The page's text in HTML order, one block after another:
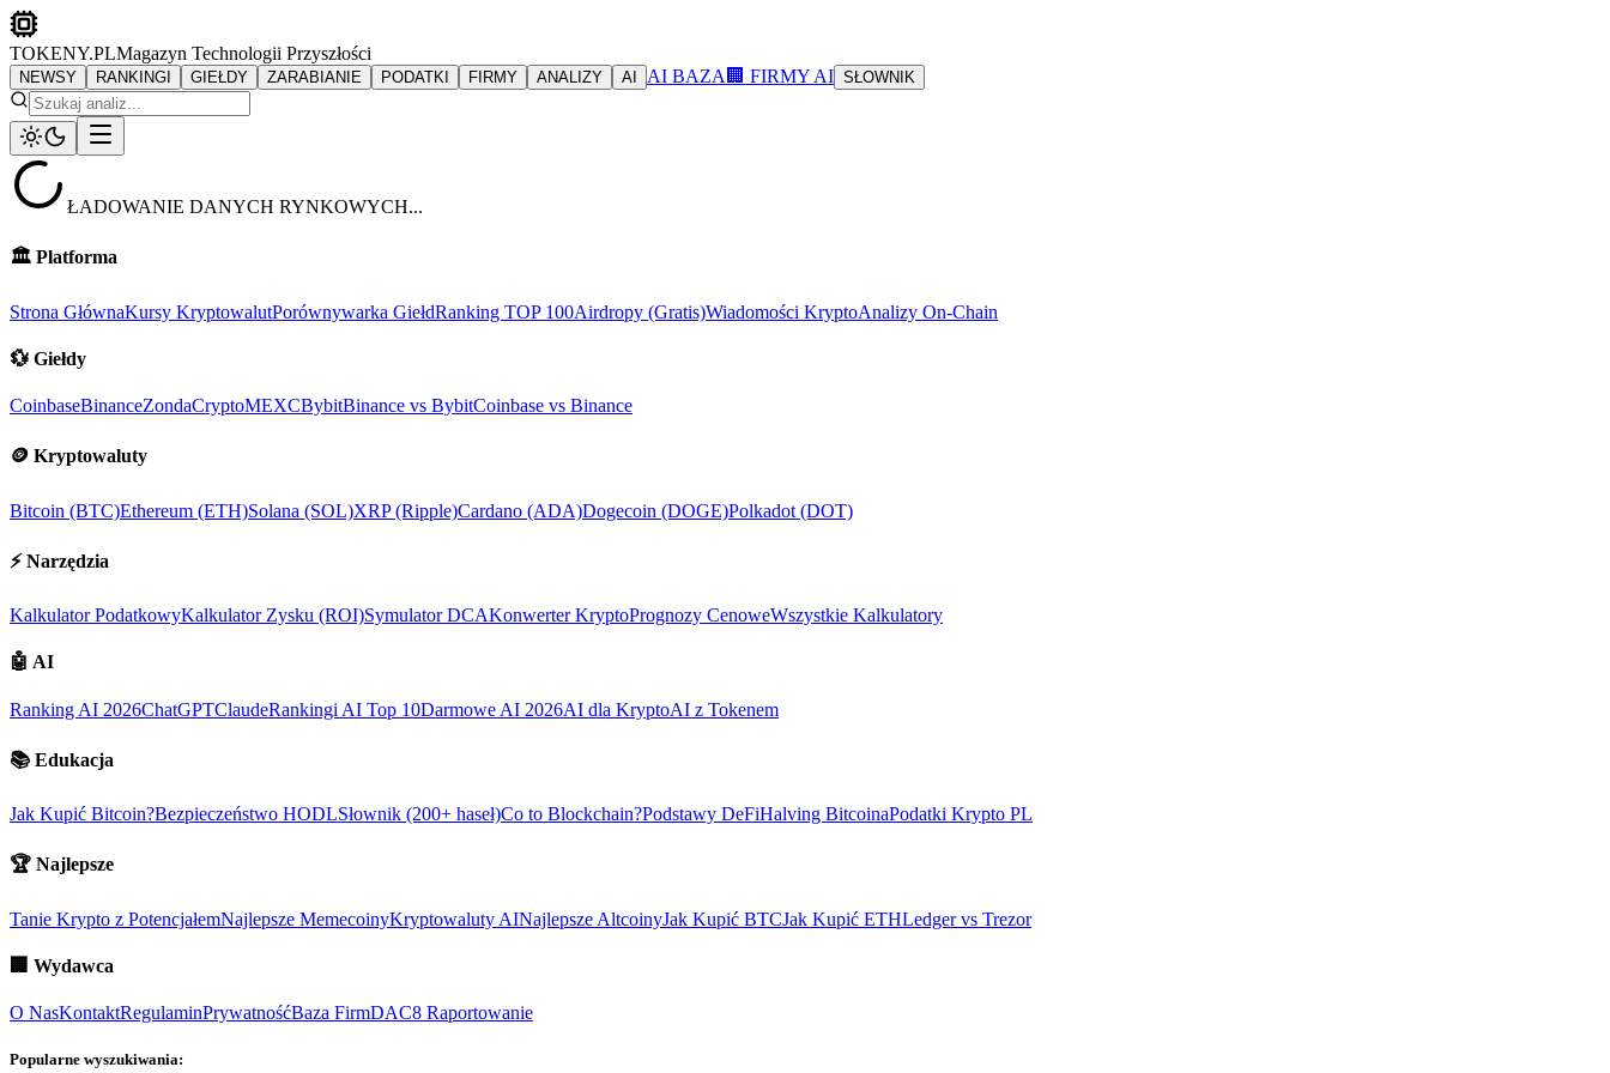
TOKENY.PLMagazyn Technologii Przyszłości
NEWSY RANKINGI GIEŁDY ZARABIANIE PODATKI FIRMY ANALIZY AI AI BAZA 🏢 FIRMY AI SŁOWNIK
ŁADOWANIE DANYCH RYNKOWYCH...
🏛️ Platforma
Strona GłównaKursy KryptowalutPorównywarka GiełdRanking TOP 100Airdropy (Gratis)Wiadomości KryptoAnalizy On-Chain
💱 Giełdy
CoinbaseBinanceZondaCryptoMEXCBybitBinance vs BybitCoinbase vs Binance
🪙 Kryptowaluty
Bitcoin (BTC)Ethereum (ETH)Solana (SOL)XRP (Ripple)Cardano (ADA)Dogecoin (DOGE)Polkadot (DOT)
⚡ Narzędzia
Kalkulator PodatkowyKalkulator Zysku (ROI)Symulator DCAKonwerter KryptoPrognozy CenoweWszystkie Kalkulatory
🤖 AI
Ranking AI 2026ChatGPTClaudeRankingi AI Top 10Darmowe AI 2026AI dla KryptoAI z Tokenem
📚 Edukacja
Jak Kupić Bitcoin?Bezpieczeństwo HODLSłownik (200+ haseł)Co to Blockchain?Podstawy DeFiHalving BitcoinaPodatki Krypto PL
🏆 Najlepsze
Tanie Krypto z PotencjałemNajlepsze MemecoinyKryptowaluty AINajlepsze AltcoinyJak Kupić BTCJak Kupić ETHLedger vs Trezor
🏢 Wydawca
O NasKontaktRegulaminPrywatnośćBaza FirmDAC8 Raportowanie
Popularne wyszukiwania: